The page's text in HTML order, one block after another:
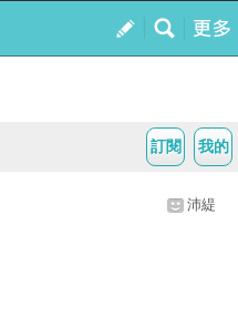
我的
訂閱
沛緹